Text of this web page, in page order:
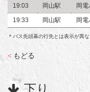
19:03
岡山駅
岡電
19:33
岡山駅 岡電
＊バス先頭幕の行先とは表示が異な
< もどる
下り